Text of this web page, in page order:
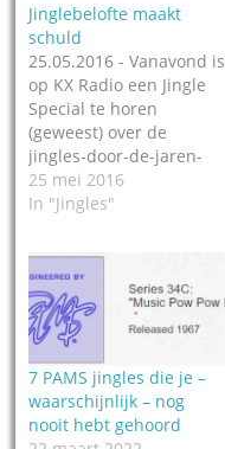
Jinglebelofte maakt
schuld
25.05.2016 - Vanavond is
op KX Radio een Jingle
Special te horen
(geweest) over de
jingles-door-de-jaren-
heen van Hilversum 3 /
Radio 3 / 3FM. Dit ter
Arjan Snijders maakt
sinds zomer vorig jaar
elke week een aflevering
in de serie De
RadioReeks. In de
uitzending…
25 mei 2016
In "Jingles"
7 PAMS jingles die je –
waarschijnlijk – nog
nooit hebt gehoord